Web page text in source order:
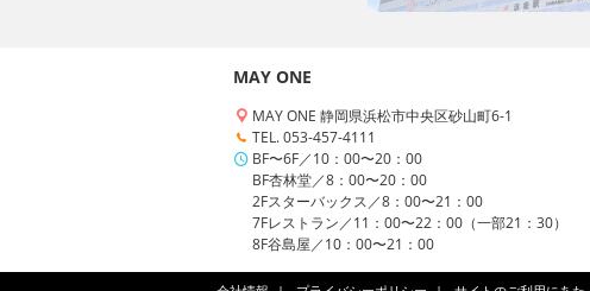
MAY ONE
MAY ONE 静岡県浜松市中央区砂山町6-1
TEL. 053-457-4111
BF〜6F／10：00〜20：00
BF杏林堂／8：00〜20：00
2Fスターバックス／8：00〜21：00
7Fレストラン／11：00〜22：00（一部21：30）
8F谷島屋／10：00〜21：00